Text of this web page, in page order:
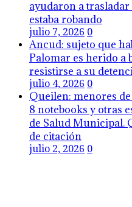
ayudaron a trasladar
estaba robando
julio 7, 2026 0
Ancud: sujeto que
Palomar es herido a
resistirse a su
julio 4, 2026 0
Queilen: menores
8 notebooks y otras
de Salud Municipal.
de citación
julio 2, 2026 0